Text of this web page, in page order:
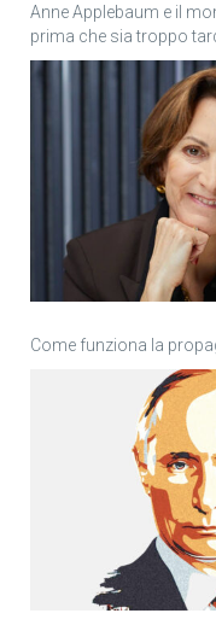
Anne Applebaum e il
prima che sia troppo
Come funziona la